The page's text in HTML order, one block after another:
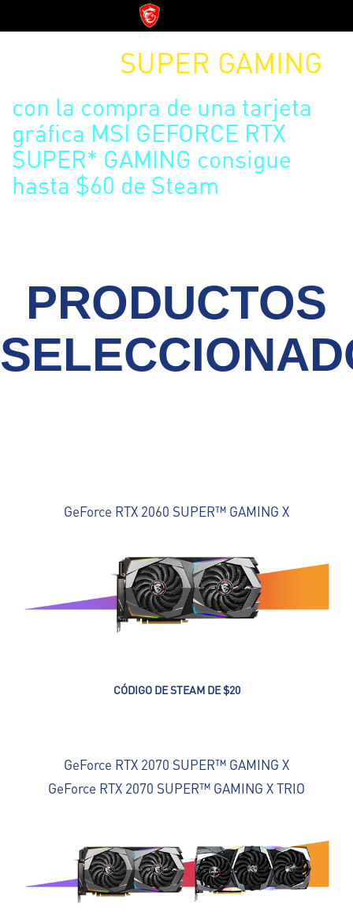
SUPER GAMING
con la compra de una tarjeta
gráfica MSI GEFORCE RTX
SUPER* GAMING consigue
hasta $60 de Steam
PRODUCTOS
GeForce RTX 2060 SUPER™ GAMING X
CÓDIGO DE STEAM DE $20
GeForce RTX 2070 SUPER™ GAMING X
GeForce RTX 2070 SUPER™ GAMING X TRIO